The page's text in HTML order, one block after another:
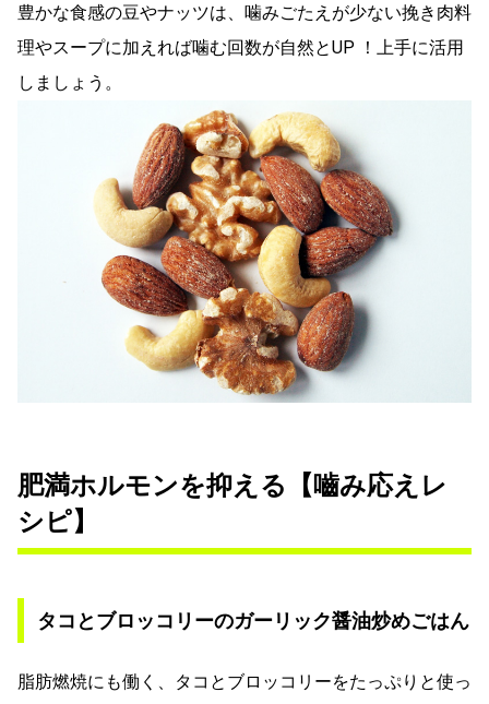
豊かな食感の豆やナッツは、噛みごたえが少ない挽き肉料
理やスープに加えれば噛む回数が自然とUP ！上手に活用
しましょう。
肥満ホルモンを抑える【嚙み応えレ
シピ】
タコとブロッコリーのガーリック醤油炒めごはん
脂肪燃焼にも働く、タコとブロッコリーをたっぷりと使っ